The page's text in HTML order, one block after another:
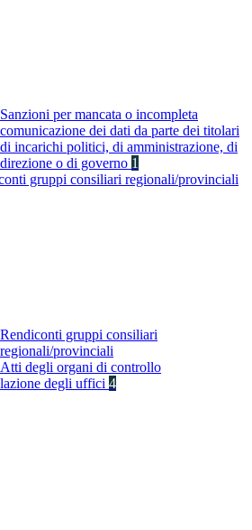
Sanzioni per mancata o incompleta
comunicazione dei dati da parte dei titolari
di incarichi politici, di amministrazione, di
direzione o di governo 1
gruppi consiliari regionali/provinciali
Rendiconti gruppi consiliari
regionali/provinciali
Atti degli organi di controllo
degli uffici 4